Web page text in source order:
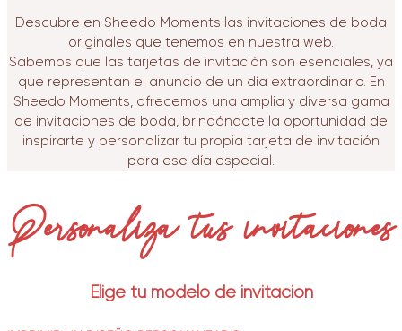
Descubre en Sheedo Moments las invitaciones de boda
originales que tenemos en nuestra web.
Sabemos que las tarjetas de invitación son esenciales, ya
que representan el anuncio de un día extraordinario. En
Sheedo Moments, ofrecemos una amplia y diversa gama
de invitaciones de boda, brindándote la oportunidad de
inspirarte y personalizar tu propia tarjeta de invitación
para ese día especial.
Personaliza tus invitaciones
Elige tu modelo de invitación